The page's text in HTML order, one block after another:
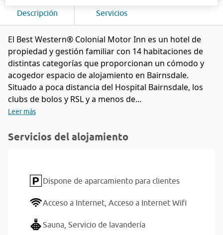
Descripción Servicios
El Best Western® Colonial Motor Inn es un hotel de
propiedad y gestión familiar con 14 habitaciones de
distintas categorías que proporcionan un cómodo y
acogedor espacio de alojamiento en Bairnsdale.
Situado a poca distancia del Hospital Bairnsdale, los
clubs de bolos y RSL y a menos de...
Leer más
Servicios del alojamiento
Dispone de aparcamiento para clientes
Acceso a Internet, Acceso a Internet Wifi
Sauna, Servicio de lavandería